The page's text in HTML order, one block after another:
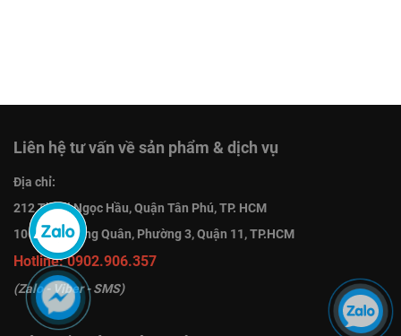
Liên hệ tư vấn về sản phẩm & dịch vụ
Địa chỉ:
212 Thoại Ngọc Hầu, Quận Tân Phú, TP. HCM
106H Lạc Long Quân, Phường 3, Quận 11, TP.HCM
Hotline:0902.906.357
(Zalo - Viber - SMS)